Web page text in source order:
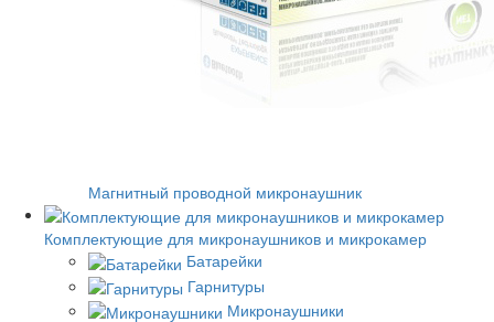
Магнитный проводной микронаушник
Комплектующие для микронаушников и микрокамер
Батарейки
Гарнитуры
Микронаушники